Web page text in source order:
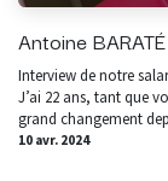
Antoine
Interview de notre
J’ai 22 ans, tant que
grand changement
10 avr. 2024